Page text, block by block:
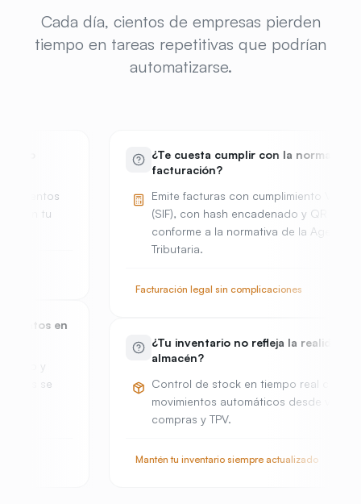
Cada día, cientos de empresas pierden
tiempo en tareas repetitivas que podrían
automatizarse.
¿Te cuesta cumplir con la normativa de
Emite facturas con cumplimiento VeriFactu
(SIF), con hash encadenado y QR verificable
conforme a la normativa de la Agencia
Facturación legal sin complicaciones
¿Tu inventario no refleja la realidad del
Control de stock en tiempo real con
movimientos automáticos desde ventas,
Mantén tu inventario siempre actualizado